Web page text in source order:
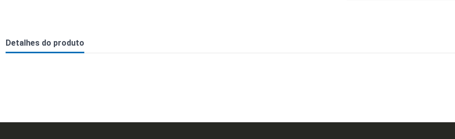
Detalhes do produto